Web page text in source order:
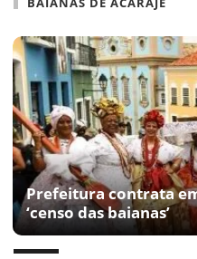
Prefeitura contrata
‘censo das baianas’